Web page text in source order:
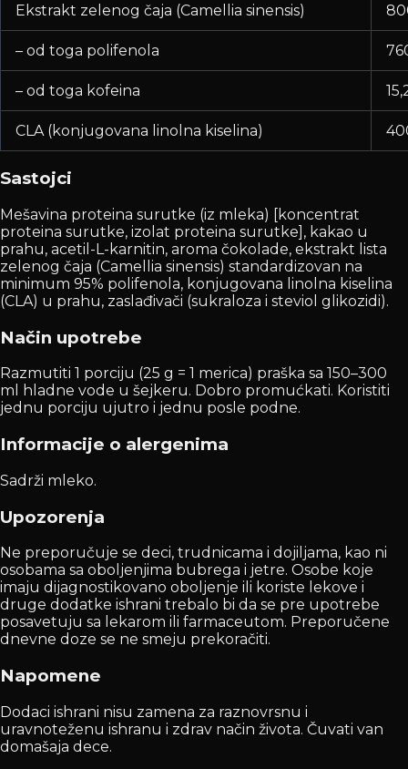
Ekstrakt zelenog čaja (Camellia sinensis)
– od toga polifenola
– od toga kofeina
CLA (konjugovana linolna kiselina)
Sastojci
Mešavina proteina surutke (iz mleka) [koncentrat
proteina surutke, izolat proteina surutke], kakao u
prahu, acetil-L-karnitin, aroma čokolade, ekstrakt lista
zelenog čaja (Camellia sinensis) standardizovan na
minimum 95% polifenola, konjugovana linolna kiselina
(CLA) u prahu, zaslađivači (sukraloza i steviol glikozidi).
Način upotrebe
Razmutiti 1 porciju (25 g = 1 merica) praška sa 150–300
ml hladne vode u šejkeru. Dobro promućkati. Koristiti
jednu porciju ujutro i jednu posle podne.
Informacije o alergenima
Sadrži mleko.
Upozorenja
Ne preporučuje se deci, trudnicama i dojiljama, kao ni
osobama sa oboljenjima bubrega i jetre. Osobe koje
imaju dijagnostikovano oboljenje ili koriste lekove i
druge dodatke ishrani trebalo bi da se pre upotrebe
posavetuju sa lekarom ili farmaceutom. Preporučene
dnevne doze se ne smeju prekoračiti.
Napomene
Dodaci ishrani nisu zamena za raznovrsnu i
uravnoteženu ishranu i zdrav način života. Čuvati van
domašaja dece.